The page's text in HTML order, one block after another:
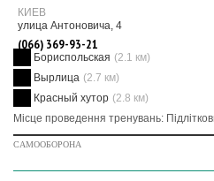
КИЕВ
улица Антоновича, 4
(066) 369-93-21
Бориспольская (2.1 км)
Вырлица (2.7 км)
Красный хутор (2.8 км)
Місце проведення тренувань:
САМООБОРОНА